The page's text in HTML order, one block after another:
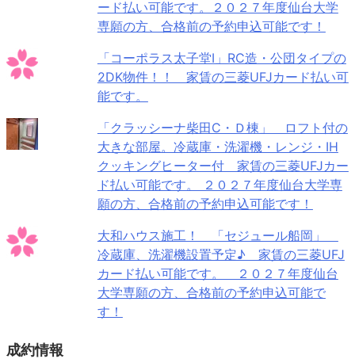
ード払い可能です。２０２７年度仙台大学
専願の方、合格前の予約申込可能です！
「コーポラス太子堂Ⅰ」RC造・公団タイプの
2DK物件！！ 家賃の三菱UFJカード払い可
能です。
「クラッシーナ柴田C・Ｄ棟」 ロフト付の
大きな部屋。冷蔵庫・洗濯機・レンジ・IH
クッキングヒーター付 家賃の三菱UFJカー
ド払い可能です。 ２０２７年度仙台大学専
願の方、合格前の予約申込可能です！
大和ハウス施工！ 「セジュール船岡」
冷蔵庫、洗濯機設置予定♪ 家賃の三菱UFJ
カード払い可能です。 ２０２７年度仙台
大学専願の方、合格前の予約申込可能で
す！
成約情報